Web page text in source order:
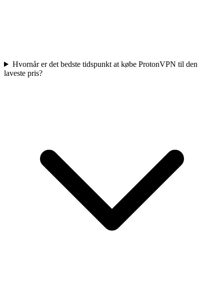
Hvornår er det bedste tidspunkt at købe ProtonVPN til den
laveste pris?